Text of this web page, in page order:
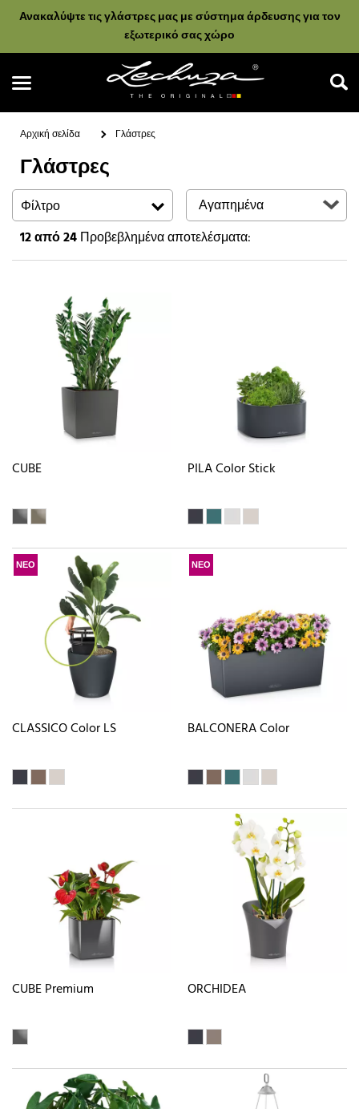
Ανακαλύψτε τις γλάστρες μας με σύστημα άρδευσης για τον
εξωτερικό σας χώρο
Αναζήτηση
Αρχική σελίδα Γλάστρες
Γλάστρες
Φίλτρο
12από 24Προβεβλημένα αποτελέσματα:
CUBE PILA Color Stick
ΝΕΟ
CLASSICO Color LS
ΝΕΟ
BALCONERA Color
CUBE Premium ORCHIDEA